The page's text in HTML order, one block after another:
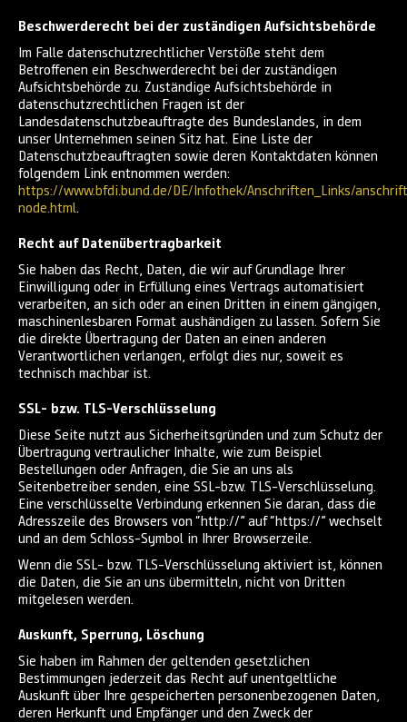
Beschwerderecht bei der zuständigen Aufsichtsbehörde
Im Falle datenschutzrechtlicher Verstöße steht dem
Betroffenen ein Beschwerderecht bei der zuständigen
Aufsichtsbehörde zu. Zuständige Aufsichtsbehörde in
datenschutzrechtlichen Fragen ist der
Landesdatenschutzbeauftragte des Bundeslandes, in dem
unser Unternehmen seinen Sitz hat. Eine Liste der
Datenschutzbeauftragten sowie deren Kontaktdaten können
folgendem Link entnommen werden:
https://www.bfdi.bund.de/DE/Infothek/Anschriften_Links/
node.html.
Recht auf Datenübertragbarkeit
Sie haben das Recht, Daten, die wir auf Grundlage Ihrer
Einwilligung oder in Erfüllung eines Vertrags automatisiert
verarbeiten, an sich oder an einen Dritten in einem gängigen,
maschinenlesbaren Format aushändigen zu lassen. Sofern Sie
die direkte Übertragung der Daten an einen anderen
Verantwortlichen verlangen, erfolgt dies nur, soweit es
technisch machbar ist.
SSL- bzw. TLS-Verschlüsselung
Diese Seite nutzt aus Sicherheitsgründen und zum Schutz der
Übertragung vertraulicher Inhalte, wie zum Beispiel
Bestellungen oder Anfragen, die Sie an uns als
Seitenbetreiber senden, eine SSL-bzw. TLS-Verschlüsselung.
Eine verschlüsselte Verbindung erkennen Sie daran, dass die
Adresszeile des Browsers von “http://” auf “https://” wechselt
und an dem Schloss-Symbol in Ihrer Browserzeile.
Wenn die SSL- bzw. TLS-Verschlüsselung aktiviert ist, können
die Daten, die Sie an uns übermitteln, nicht von Dritten
mitgelesen werden.
Auskunft, Sperrung, Löschung
Sie haben im Rahmen der geltenden gesetzlichen
Bestimmungen jederzeit das Recht auf unentgeltliche
Auskunft über Ihre gespeicherten personenbezogenen Daten,
deren Herkunft und Empfänger und den Zweck der